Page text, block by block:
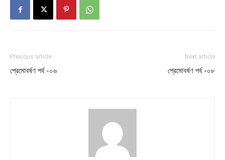
Previous article
প্রেমোবর্ষণ পর্ব -০৬
Next article
প্রেমোবর্ষণ পর্ব -০৮